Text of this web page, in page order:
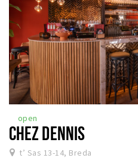
open
CHEZ DENNIS
t’ Sas 13-14, Breda